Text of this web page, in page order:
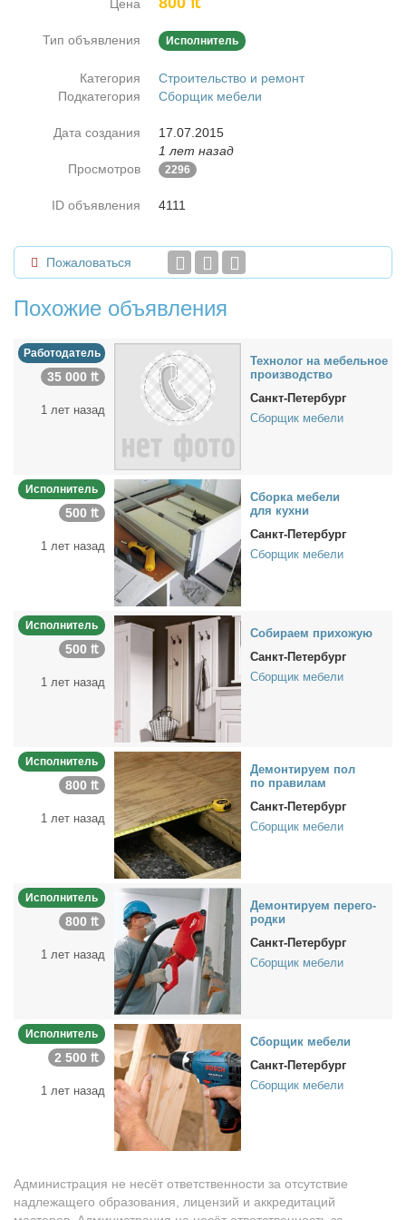
Цена
Тип объявления Исполнитель
Категория
Строительство и ремонт
Подкатегория
Сборщик мебели
Дата создания
17.07.2015
1 лет назад
Просмотров
2296
ID объявления 4111
Пожаловаться
Похожие объявления
Работодатель
35 000 ₶
1 лет назад
Тех­но­лог на ме­бель­ное
про­из­вод­ство
Санкт-Петербург
Сборщик мебели
Исполнитель
500 ₶
1 лет назад
Сбор­ка ме­бе­ли
для кух­ни
Санкт-Петербург
Сборщик мебели
Исполнитель
500 ₶
1 лет назад
Со­би­ра­ем при­хо­жую
Санкт-Петербург
Сборщик мебели
Исполнитель
800 ₶
1 лет назад
Де­мон­ти­ру­ем пол
по пра­ви­лам
Санкт-Петербург
Сборщик мебели
Исполнитель
800 ₶
1 лет назад
Де­мон­ти­ру­ем пе­ре­го­
род­ки
Санкт-Петербург
Сборщик мебели
Исполнитель
2 500 ₶
1 лет назад
Сбор­щик ме­бе­ли
Санкт-Петербург
Сборщик мебели
Администрация не несёт ответственности за отсутствие
надлежащего образования, лицензий и аккредитаций